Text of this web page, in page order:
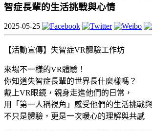
智症長輩的生活挑戰與心情
2025-05-25
【活動宣傳】失智症VR體驗工作坊
來場不一樣的VR體驗！
你知道失智症長輩的世界長什麼樣嗎？
戴上VR眼鏡，親身走進他們的日常，
用「第一人稱視角」感受他們的生活挑戰
不只是體驗，更是一次暖心的理解與共感